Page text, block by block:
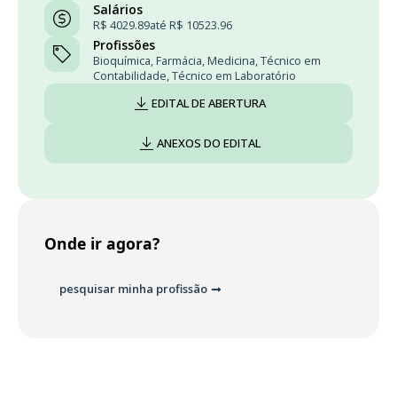
Salários
R$ 4029.89até R$ 10523.96
Profissões
Bioquímica, Farmácia, Medicina,Técnico em
Contabilidade,Técnico em Laboratório
EDITAL DE ABERTURA
ANEXOS DO EDITAL
Onde ir agora?
pesquisar minha profissão